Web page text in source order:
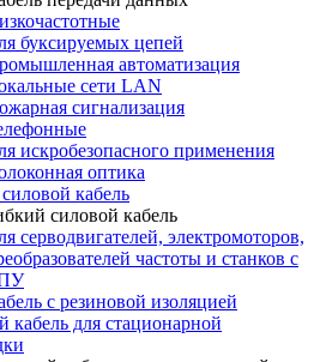
буксируемых цепей
автоматизация
сети LAN
сигнализация
искробезопасного применения
оптика
кабель
силовой кабель
серводвигателей, электромоторов,
частоты и станков с
с резиновой изоляцией
кабель для стационарной